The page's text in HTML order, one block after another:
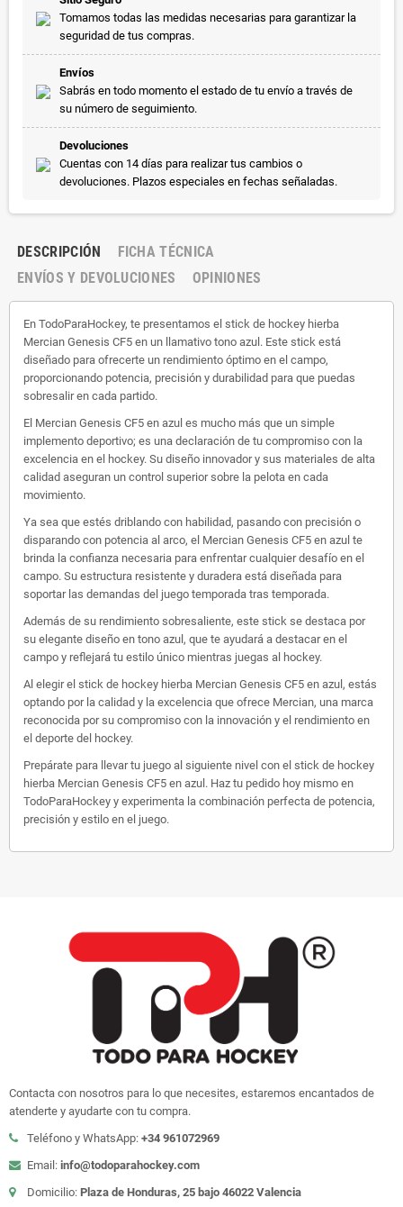
Tomamos todas las medidas necesarias para garantizar la
seguridad de tus compras.
Envíos
Sabrás en todo momento el estado de tu envío a través de
su número de seguimiento.
Devoluciones
Cuentas con 14 días para realizar tus cambios o
devoluciones. Plazos especiales en fechas señaladas.
DESCRIPCIÓN
FICHA TÉCNICA
ENVÍOS Y DEVOLUCIONES
OPINIONES
En TodoParaHockey, te presentamos el stick de hockey hierba
Mercian Genesis CF5 en un llamativo tono azul. Este stick está
diseñado para ofrecerte un rendimiento óptimo en el campo,
proporcionando potencia, precisión y durabilidad para que puedas
sobresalir en cada partido.
El Mercian Genesis CF5 en azul es mucho más que un simple
implemento deportivo; es una declaración de tu compromiso con la
excelencia en el hockey. Su diseño innovador y sus materiales de alta
calidad aseguran un control superior sobre la pelota en cada
movimiento.
Ya sea que estés driblando con habilidad, pasando con precisión o
disparando con potencia al arco, el Mercian Genesis CF5 en azul te
brinda la confianza necesaria para enfrentar cualquier desafío en el
campo. Su estructura resistente y duradera está diseñada para
soportar las demandas del juego temporada tras temporada.
Además de su rendimiento sobresaliente, este stick se destaca por
su elegante diseño en tono azul, que te ayudará a destacar en el
campo y reflejará tu estilo único mientras juegas al hockey.
Al elegir el stick de hockey hierba Mercian Genesis CF5 en azul, estás
optando por la calidad y la excelencia que ofrece Mercian, una marca
reconocida por su compromiso con la innovación y el rendimiento en
el deporte del hockey.
Prepárate para llevar tu juego al siguiente nivel con el stick de hockey
hierba Mercian Genesis CF5 en azul. Haz tu pedido hoy mismo en
TodoParaHockey y experimenta la combinación perfecta de potencia,
precisión y estilo en el juego.
Contacta con nosotros para lo que necesites, estaremos encantados de
atenderte y ayudarte con tu compra.
Teléfono y WhatsApp: +34 961072969
Email: info@todoparahockey.com
Domicilio: Plaza de Honduras, 25 bajo 46022 Valencia